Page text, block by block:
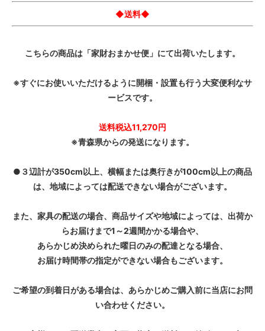
◆送料◆
こちらの商品は「家財おまかせ便」にて出荷いたします。
※すぐにお使いいただけるように開梱・設置も行う大変便利なサ
ービスです。
送料税込11,270円
※青森県からの発送になります。
●３辺計が350cm以上、横幅または奥行きが100cm以上の商品
は、地域によっては配送できない場合がございます。
また、家具の配送の場合、商品サイズや地域によっては、出荷か
らお届けまで1～2週間かかる場合や、
あらかじめ決められた曜日のみの配達となる場合、
お届け時間帯の指定ができない場合もございます。
ご希望の到着日がある場合は、あらかじめご購入前に当店にお問
い合わせください。